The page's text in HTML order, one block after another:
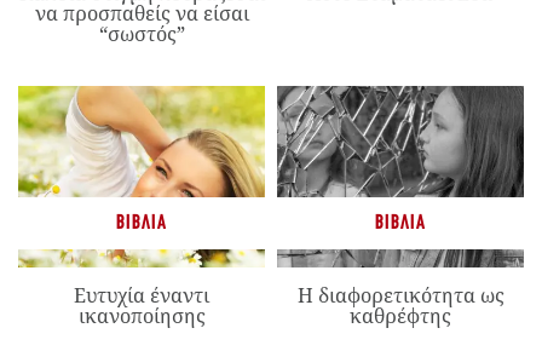
να προσπαθείς να είσαι
“σωστός”
ΒΙΒΛΊΑ
Ευτυχία έναντι
ικανοποίησης
ΒΙΒΛΊΑ
Η διαφορετικότητα ως
καθρέφτης